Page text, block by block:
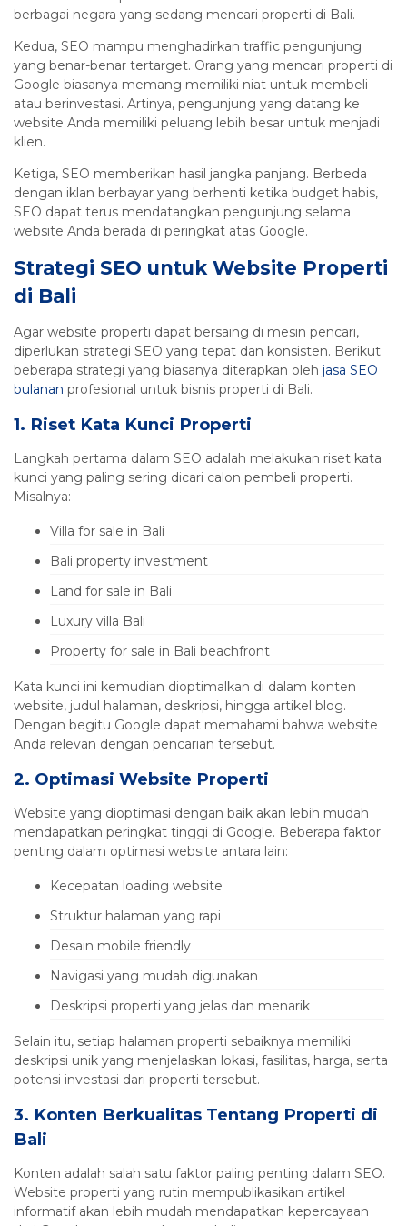
berbagai negara yang sedang mencari properti di Bali.
Kedua, SEO mampu menghadirkan traffic pengunjung
yang benar-benar tertarget. Orang yang mencari properti di
Google biasanya memang memiliki niat untuk membeli
atau berinvestasi. Artinya, pengunjung yang datang ke
website Anda memiliki peluang lebih besar untuk menjadi
klien.
Ketiga, SEO memberikan hasil jangka panjang. Berbeda
dengan iklan berbayar yang berhenti ketika budget habis,
SEO dapat terus mendatangkan pengunjung selama
website Anda berada di peringkat atas Google.
Strategi SEO untuk Website Properti
di Bali
Agar website properti dapat bersaing di mesin pencari,
diperlukan strategi SEO yang tepat dan konsisten. Berikut
beberapa strategi yang biasanya diterapkan oleh jasa SEO
bulanan profesional untuk bisnis properti di Bali.
1. Riset Kata Kunci Properti
Langkah pertama dalam SEO adalah melakukan riset kata
kunci yang paling sering dicari calon pembeli properti.
Misalnya:
Villa for sale in Bali
Bali property investment
Land for sale in Bali
Luxury villa Bali
Property for sale in Bali beachfront
Kata kunci ini kemudian dioptimalkan di dalam konten
website, judul halaman, deskripsi, hingga artikel blog.
Dengan begitu Google dapat memahami bahwa website
Anda relevan dengan pencarian tersebut.
2. Optimasi Website Properti
Website yang dioptimasi dengan baik akan lebih mudah
mendapatkan peringkat tinggi di Google. Beberapa faktor
penting dalam optimasi website antara lain:
Kecepatan loading website
Struktur halaman yang rapi
Desain mobile friendly
Navigasi yang mudah digunakan
Deskripsi properti yang jelas dan menarik
Selain itu, setiap halaman properti sebaiknya memiliki
deskripsi unik yang menjelaskan lokasi, fasilitas, harga, serta
potensi investasi dari properti tersebut.
3. Konten Berkualitas Tentang Properti di
Bali
Konten adalah salah satu faktor paling penting dalam SEO.
Website properti yang rutin mempublikasikan artikel
informatif akan lebih mudah mendapatkan kepercayaan